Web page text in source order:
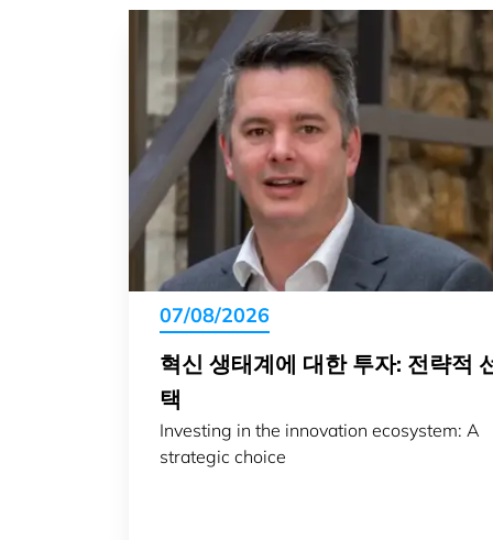
07/08/2026
혁신 생태계에 대한 투자: 전략적
택
Investing in the innovation ecosystem: A
strategic choice